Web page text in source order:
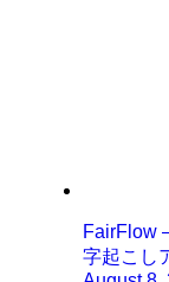
FairFlow
字起こし